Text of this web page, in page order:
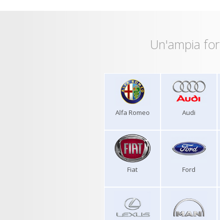
Un'ampia
Alfa Romeo Audi
Fiat Ford